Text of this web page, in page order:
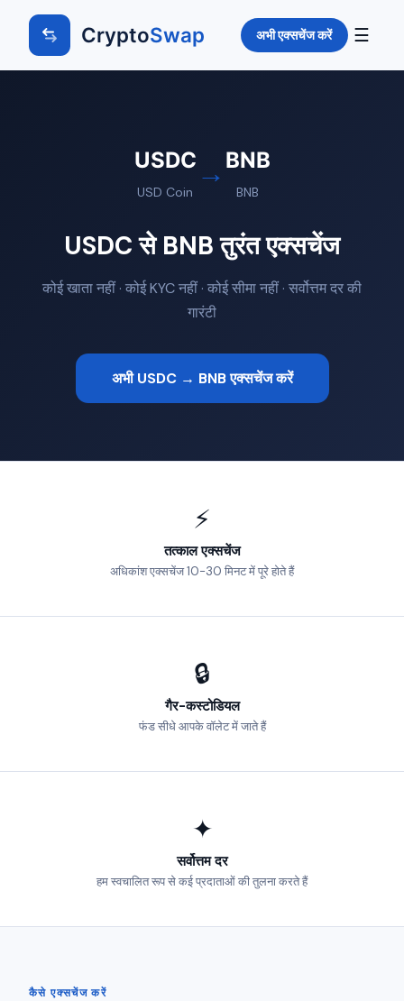
CryptoSwap अभी एक्सचेंज करें ☰
USDC
USD Coin
→ BNB
BNB
USDC से BNB तुरंत एक्सचेंज
कोई खाता नहीं · कोई KYC नहीं · कोई सीमा नहीं · सर्वोत्तम दर की
गारंटी
अभी USDC → BNB एक्सचेंज करें
⚡
तत्काल एक्सचेंज
अधिकांश एक्सचेंज 10-30 मिनट में पूरे होते हैं
🔒
गैर-कस्टोडियल
फंड सीधे आपके वॉलेट में जाते हैं
✦
सर्वोत्तम दर
हम स्वचालित रूप से कई प्रदाताओं की तुलना करते हैं
कैसे एक्सचेंज करें